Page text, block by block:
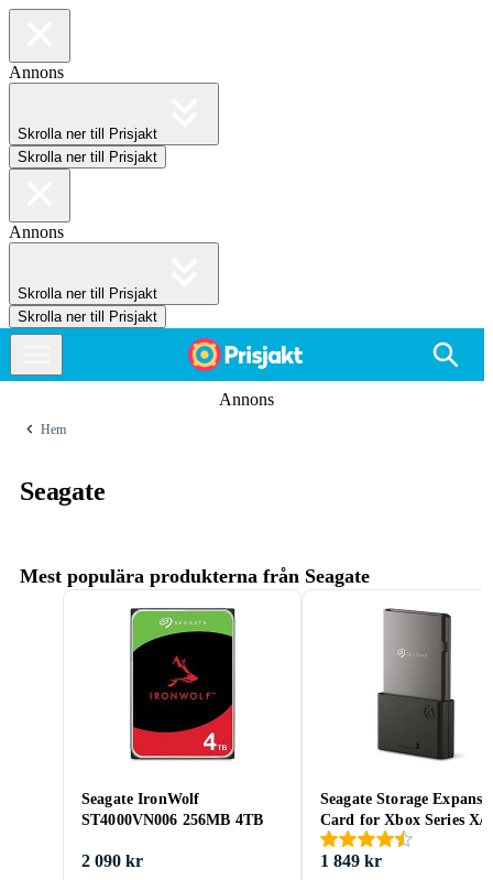
Annons
Skrolla ner till Prisjakt
Skrolla ner till Prisjakt
Annons
Skrolla ner till Prisjakt
Skrolla ner till Prisjakt
Annons
Hem
Seagate
Mest populära produkterna från Seagate
Seagate IronWolf
ST4000VN006 256MB 4TB
2 090 kr
Seagate Storage
Card for Xbox Series X/S
1TB
1 849 kr